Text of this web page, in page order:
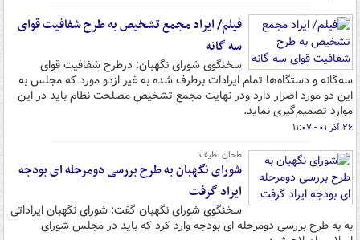
فیلم/ ایراد مجمع تشخیص به طرح شفافیت قوای
سه گانه
سخنگوی شورای نگهبان: درطرح شفافیت قوای
سه‌گانه و دستگاه‌ها تمام ایرادات برطرف شده به غیر ازدو مورد که مجلس به
این دو مورد اصرار دارد ودر نهایت مجمع تشخیص مصلحت نظام باید در این
موارد تصمیم‌گیری نماید.
۲۶ آذر ۰۱ - ۱۱:۰۷
طحان نظیف:
شورای نگهبان به طرح بررسی دومرحله ای بودجه
ایراد گرفت
سخنگوی شورای نگهبان گفت: شورای نگهبان ایراداتی
به به طرح بررسی دومرحله ای بودجه وارد کرد که باید در مجلس شورای